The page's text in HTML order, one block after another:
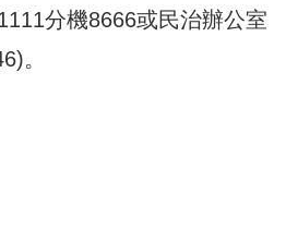
分機8666或民治辦公室
。